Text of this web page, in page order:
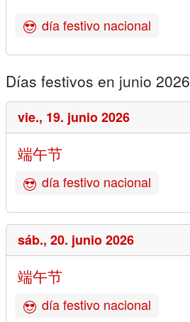
día festivo nacional
Días festivos en junio 2026
vie., 19. junio 2026
端午节
día festivo nacional
sáb., 20. junio 2026
端午节
día festivo nacional